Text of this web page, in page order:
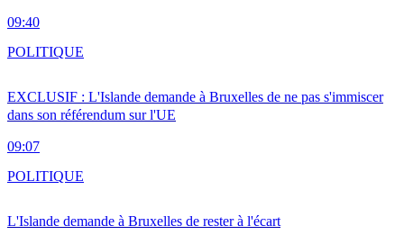
09:40
EXCLUSIF : L'Islande demande à Bruxelles de ne pas s'immiscer
dans son référendum sur l'UE
09:07
POLITIQUE
L'Islande demande à Bruxelles de rester à l'écart
POLITIQUE